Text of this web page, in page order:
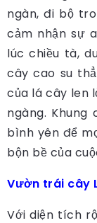
ngàn, đi bộ
cảm nhận sự
lúc chiều tà,
cây cao su
của lá cây len
ngàng.
bình yên để
bộn bề của
Vườn trái cây
Với diện tích